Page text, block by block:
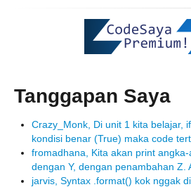
Tanggapan Saya
Crazy_Monk, Di unit 1 kita belajar,
kondisi benar (True) maka code
fromadhana, Kita akan print
dengan Y, dengan penambahan Z.
jarvis, Syntax .format() kok nggak